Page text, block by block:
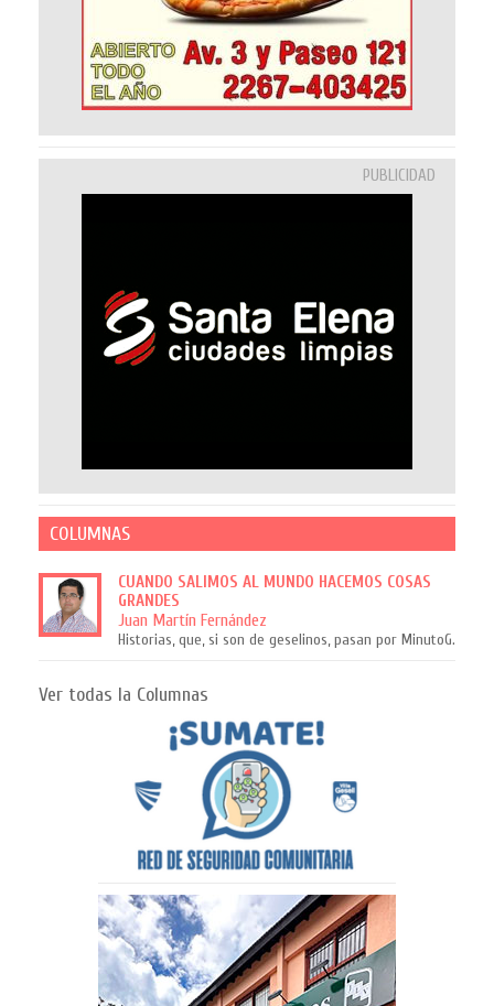
PUBLICIDAD
COLUMNAS
CUANDO SALIMOS AL MUNDO HACEMOS COSAS
GRANDES
Juan Martín Fernández
Historias, que, si son de geselinos, pasan por MinutoG.
Ver todas la Columnas